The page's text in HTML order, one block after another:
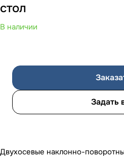
стол
В наличии
Задать
Двухосевые наклонно-